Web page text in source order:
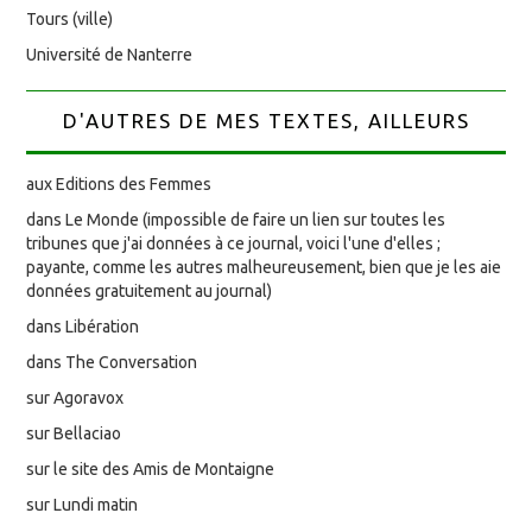
Tours (ville)
Université de Nanterre
D'AUTRES DE MES TEXTES, AILLEURS
aux Editions des Femmes
dans Le Monde (impossible de faire un lien sur toutes les
tribunes que j'ai données à ce journal, voici l'une d'elles ;
payante, comme les autres malheureusement, bien que je les aie
données gratuitement au journal)
dans Libération
dans The Conversation
sur Agoravox
sur Bellaciao
sur le site des Amis de Montaigne
sur Lundi matin